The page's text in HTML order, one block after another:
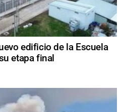
edificio de la Escuela
etapa final